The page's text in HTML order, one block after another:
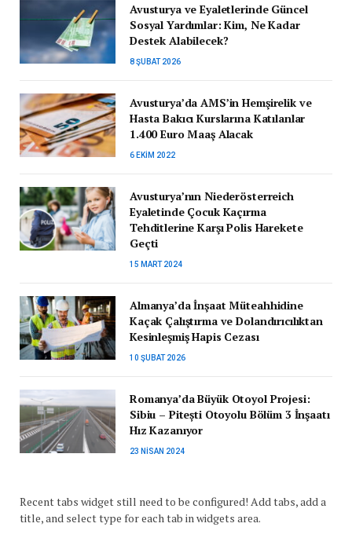
Avusturya ve Eyaletlerinde Güncel
Sosyal Yardımlar: Kim, Ne Kadar
Destek Alabilecek?
8 ŞUBAT 2026
Avusturya’da AMS’in Hemşirelik ve
Hasta Bakıcı Kurslarına Katılanlar
1.400 Euro Maaş Alacak
6 EKIM 2022
Avusturya’nın Niederösterreich
Eyaletinde Çocuk Kaçırma
Tehditlerine Karşı Polis Harekete
Geçti
15 MART 2024
Almanya’da İnşaat Müteahhidine
Kaçak Çalıştırma ve Dolandırıcılıktan
Kesinleşmiş Hapis Cezası
10 ŞUBAT 2026
Romanya’da Büyük Otoyol Projesi:
Sibiu – Pitești Otoyolu Bölüm 3 İnşaatı
Hız Kazanıyor
23 NISAN 2024
Recent tabs widget still need to be configured! Add tabs, add a
title, and select type for each tab in widgets area.